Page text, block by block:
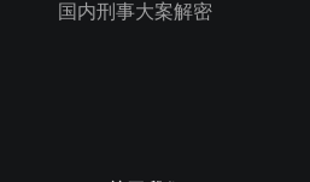
国内刑事大案解密